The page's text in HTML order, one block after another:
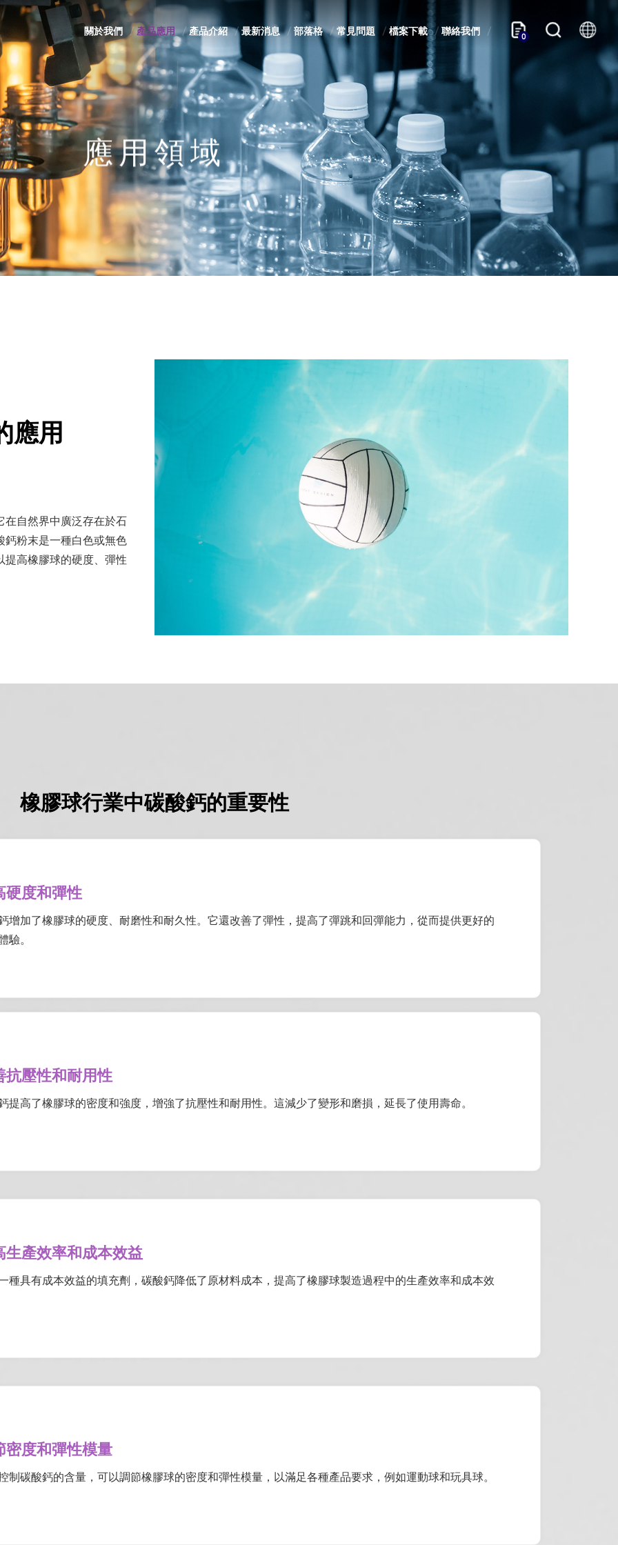
關於我們 產品應用 產品介紹 最新消息 部落格 常見問題 檔案下載 聯絡我們 0
應用領域
應用
在自然界中廣泛存在於石
鈣粉末是一種白色或無色
提高橡膠球的硬度、彈性
橡膠球行業中碳酸鈣的重要性
硬度和彈性
增加了橡膠球的硬度、耐磨性和耐久性。它還改善了彈性，提高了彈跳和回彈能力，從而提供更好的
驗。
抗壓性和耐用性
提高了橡膠球的密度和強度，增強了抗壓性和耐用性。這減少了變形和磨損，延長了使用壽命。
生產效率和成本效益
種具有成本效益的填充劑，碳酸鈣降低了原材料成本，提高了橡膠球製造過程中的生產效率和成本效
密度和彈性模量
制碳酸鈣的含量，可以調節橡膠球的密度和彈性模量，以滿足各種產品要求，例如運動球和玩具球。